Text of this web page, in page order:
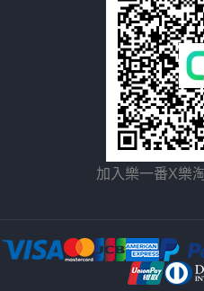
加入樂一番X樂